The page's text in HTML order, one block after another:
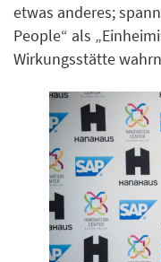
etwas anderes;
People“ als
Wirkungsstätte